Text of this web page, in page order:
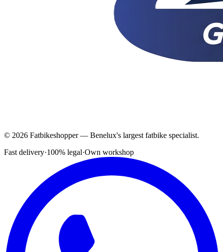
© 2026 Fatbikeshopper — Benelux's largest fatbike specialist.
Fast delivery·100% legal·Own workshop